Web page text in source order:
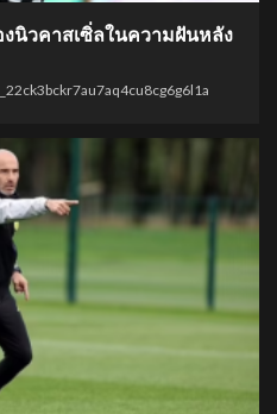
นิวคาสเซิ่ลในความฝันหลัง